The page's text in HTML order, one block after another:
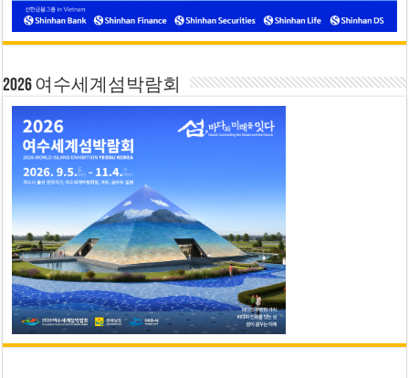
2026 여수세계섬박람회